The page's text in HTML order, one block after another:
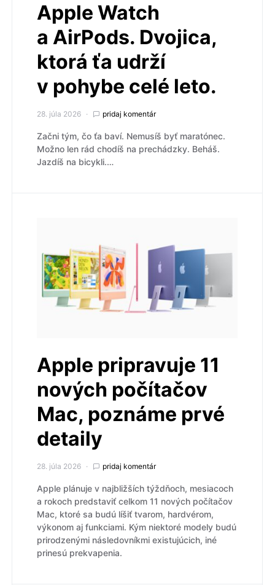
Apple Watch
a AirPods. Dvojica,
ktorá ťa udrží
v pohybe celé leto.
28. júla 2026 pridaj komentár
Začni tým, čo ťa baví. Nemusíš byť maratónec.
Možno len rád chodíš na prechádzky. Beháš.
Jazdíš na bicykli.…
Apple pripravuje 11
nových počítačov
Mac, poznáme prvé
detaily
28. júla 2026 pridaj komentár
Apple plánuje v najbližších týždňoch, mesiacoch
a rokoch predstaviť celkom 11 nových počítačov
Mac, ktoré sa budú líšiť tvarom, hardvérom,
výkonom aj funkciami. Kým niektoré modely budú
prirodzenými následovníkmi existujúcich, iné
prinesú prekvapenia.